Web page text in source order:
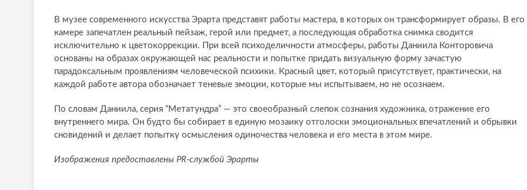
В музее современного искусства Эрарта представят работы мастера, в которых он трансформирует образы. В его
камере запечатлен реальный пейзаж, герой или предмет, а последующая обработка снимка сводится
исключительно к цветокоррекции. При всей психоделичности атмосферы, работы Даниила Конторовича
основаны на образах окружающей нас реальности и попытке придать визуальную форму зачастую
парадоксальным проявлениям человеческой психики. Красный цвет, который присутствует, практически, на
каждой работе автора обозначает теневые эмоции, которые мы испытываем, но не осознаем.
По словам Даниила, серия “Метатундра” — это своеобразный слепок сознания художника, отражение его
внутреннего мира. Он будто бы собирает в единую мозаику отголоски эмоциональных впечатлений и обрывки
сновидений и делает попытку осмысления одиночества человека и его места в этом мире.
Изображения предоставлены PR-службой Эрарты